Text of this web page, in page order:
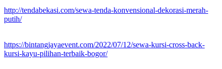
http://tendabekasi.com/sewa-tenda-konvensional-dekorasi-merah-
putih/
https://bintangjayaevent.com/2022/07/12/sewa-kursi-cross-back-
kursi-kayu-pilihan-terbaik-bogor/